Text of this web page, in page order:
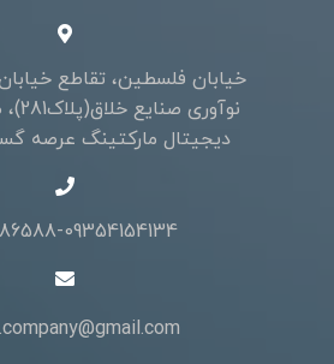
خیابان فلسطین، تقاطع
دیجیتال مارکتینگ عرصه
09354154134